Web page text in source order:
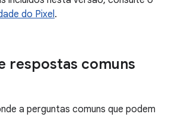
do Pixel.
respostas comuns
a perguntas comuns que podem